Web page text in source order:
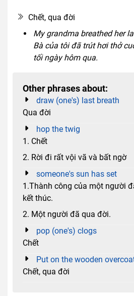
Chết, qua đời
My grandma breathed her
Bà của tôi đã trút hơi thở
tối ngày hôm qua.
Other phrases about:
draw (one's) last breath
Qua đời
hop the twig
1. Chết
2. Rời đi rất vội vã và bất ngờ
someone's sun has set
1.Thành công của một người
kết thúc.
2. Một người đã qua đời.
pop (one's) clogs
Chết
Put on the wooden
Chết, qua đời